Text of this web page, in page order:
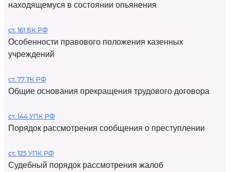
находящемуся в состоянии опьянения
ст. 161 БК РФ
Особенности правового положения казенных
учреждений
ст. 77 ТК РФ
Общие основания прекращения трудового договора
ст. 144 УПК РФ
Порядок рассмотрения сообщения о преступлении
ст. 125 УПК РФ
Судебный порядок рассмотрения жалоб